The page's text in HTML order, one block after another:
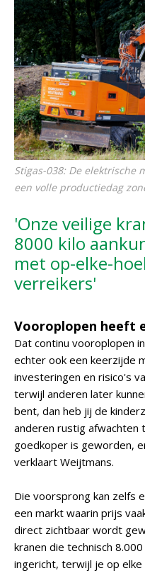
Stigas-038: De elektrische
een volle productiedag
'Onze veilige
8000 kilo
met op-elke-
verreikers'
Vooroplopen heeft
Dat continu vooroplopen
echter ook een keerzijde
investeringen en risico's
terwijl anderen later
bent, dan heb jij de
anderen rustig afwachten
goedkoper is geworden,
verklaart Weijtmans.
Die voorsprong kan zelfs
een markt waarin prijs
direct zichtbaar wordt
kranen die technisch
ingericht, terwijl je op